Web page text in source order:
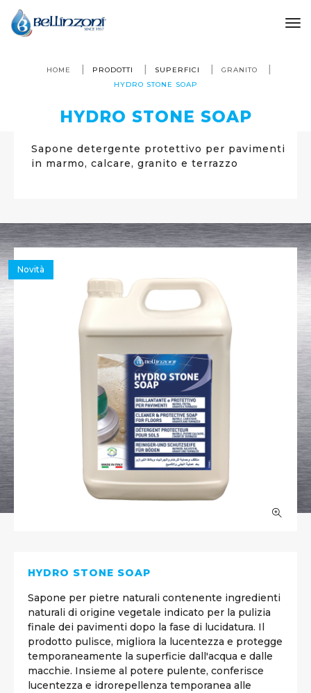
HOME PRODOTTI SUPERFICI
GRANITO
HYDRO STONE SOAP
HYDRO STONE SOAP
Sapone detergente protettivo per pavimenti
in marmo, calcare, granito e terrazzo
Novità
HYDRO STONE SOAP
Sapone per pietre naturali contenente ingredienti
naturali di origine vegetale indicato per la pulizia
finale dei pavimenti dopo la fase di lucidatura. Il
prodotto pulisce, migliora la lucentezza e protegge
temporaneamente la superficie dall'acqua e dalle
macchie. Insieme al potere pulente, conferisce
lucentezza e idrorepellenza temporanea alle